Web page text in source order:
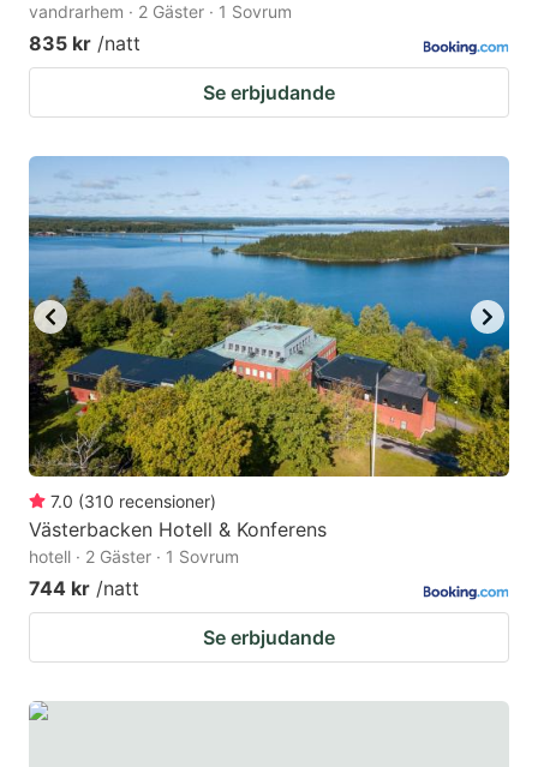
vandrarhem · 2 Gäster · 1 Sovrum
835 kr /natt
Se erbjudande
7.0 (310 recensioner)
Västerbacken Hotell & Konferens
hotell · 2 Gäster · 1 Sovrum
744 kr /natt
Se erbjudande